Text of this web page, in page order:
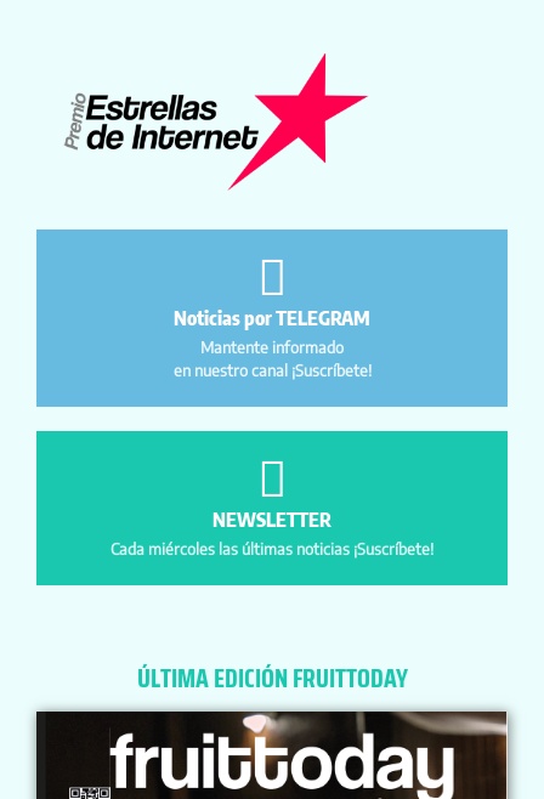
Noticias por TELEGRAM
Mantente informado
en nuestro canal ¡Suscríbete!
NEWSLETTER
Cada miércoles las últimas noticias ¡Suscríbete!
ÚLTIMA EDICIÓN FRUITTODAY